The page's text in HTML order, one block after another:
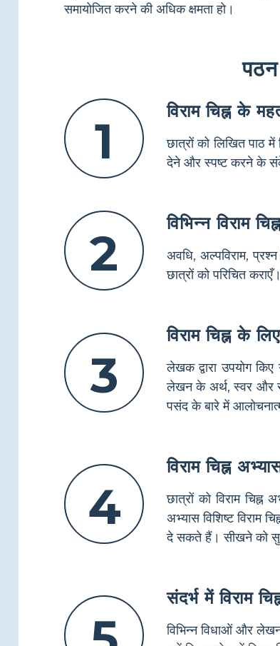
समायोजित करने की अधिक क्षमता हो।
1
विराम चिह्न के
छात्रों को लिखित पाठ
देने और स्पष्ट करने के
2
विभिन्न विराम
अवधि, अल्पविराम, प्रश्न
छात्रों को परिचित
3
विराम चिह्न के
लेखक द्वारा उपयोग
लेखन के अर्थ, स्वर और
पसंद के बारे में
4
विराम चिह्न
छात्रों को विराम चिह्न
अभ्यास विशिष्ट विराम
दे सकते हैं। सीखने को
संदर्भ में विराम
विभिन्न विधाओं और